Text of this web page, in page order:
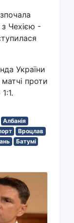
з Чехією -
України
проти
Албанія
Вроцлав
Батумі